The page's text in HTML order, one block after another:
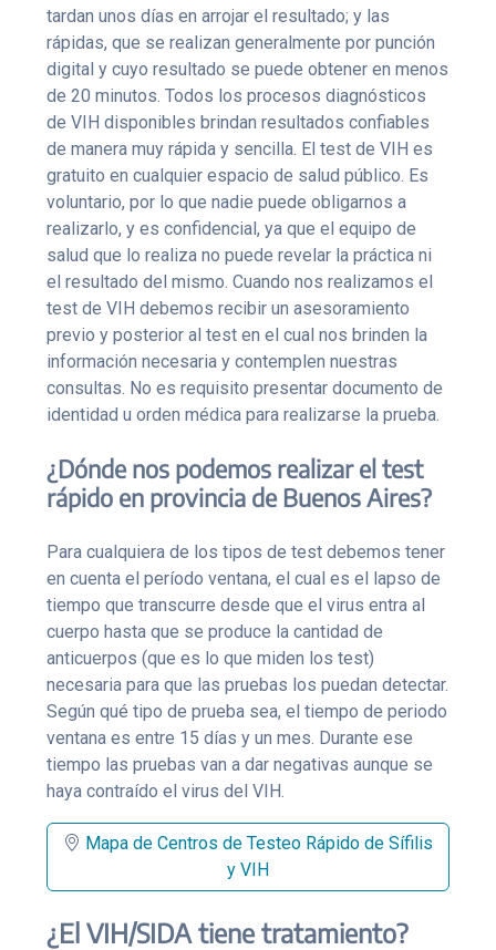
tardan unos días en arrojar el resultado; y las
rápidas, que se realizan generalmente por punción
digital y cuyo resultado se puede obtener en menos
de 20 minutos. Todos los procesos diagnósticos
de VIH disponibles brindan resultados confiables
de manera muy rápida y sencilla. El test de VIH es
gratuito en cualquier espacio de salud público. Es
voluntario, por lo que nadie puede obligarnos a
realizarlo, y es confidencial, ya que el equipo de
salud que lo realiza no puede revelar la práctica ni
el resultado del mismo. Cuando nos realizamos el
test de VIH debemos recibir un asesoramiento
previo y posterior al test en el cual nos brinden la
información necesaria y contemplen nuestras
consultas. No es requisito presentar documento de
identidad u orden médica para realizarse la prueba.
¿Dónde nos podemos realizar el test
rápido en provincia de Buenos Aires?
Para cualquiera de los tipos de test debemos tener
en cuenta el período ventana, el cual es el lapso de
tiempo que transcurre desde que el virus entra al
cuerpo hasta que se produce la cantidad de
anticuerpos (que es lo que miden los test)
necesaria para que las pruebas los puedan detectar.
Según qué tipo de prueba sea, el tiempo de periodo
ventana es entre 15 días y un mes. Durante ese
tiempo las pruebas van a dar negativas aunque se
haya contraído el virus del VIH.
Mapa de Centros de Testeo Rápido de Sífilis
y VIH
¿El VIH/SIDA tiene tratamiento?